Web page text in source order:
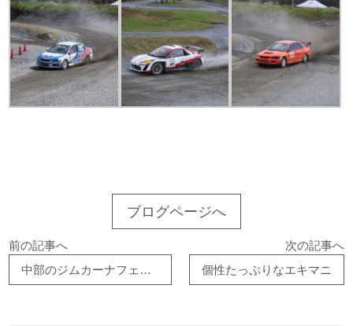
ブログページへ
前の記事へ
中部のジムカーナフェスティバルにRally2が？！
次の記事へ
個性たっぷりなエキマニ